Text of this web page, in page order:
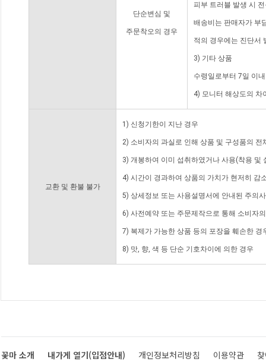
단순변심 및
주문착오의 경우
피부 트러블 발생 시
배송비는 판매자가 부
적의 경우에는 진단서
3) 기타 상품
수령일로부터 7일 이
4) 모니터 해상도의 차
교환 및 환불 불가
1) 신청기한이 지난 경우
2) 소비자의 과실로 인해 상품 및 구성품의
3) 개봉하여 이미 섭취하였거나 사용(착용 및
4) 시간이 경과하여 상품의 가치가 현저히 감
5) 상세정보 또는 사용설명서에 안내된 주의
6) 사전예약 또는 주문제작으로 통해 소비자
7) 복제가 가능한 상품 등의 포장을 훼손한 경
8) 맛, 향, 색 등 단순 기호차이에 의한 경우
꽃마 소개 내가게 열기(입점안내) 개인정보처리방침 이용약관